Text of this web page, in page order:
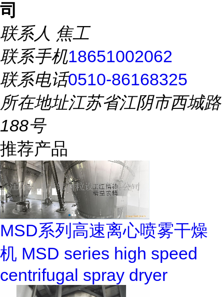
司
联系人 焦工
联系手机18651002062
联系电话0510-86168325
所在地址江苏省江阴市西城路
188号
推荐产品
MSD系列高速离心喷雾干燥
机 MSD series high speed
centrifugal spray dryer